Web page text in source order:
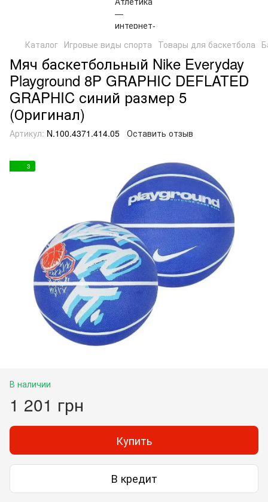
Каталог Игровые виды спорта Товары для баскетбола
Мяч баскетбольный Nike Everyday
Playground 8P GRAPHIC DEFLATED
GRAPHIC синий размер 5
(Оригинал)
Артикул: N.100.4371.414.05 Оставить отзыв
3
В наличии
1 201 грн
Купить
В кредит